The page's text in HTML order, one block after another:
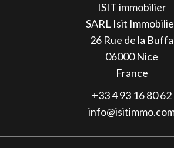
ISIT immobilier
SARL Isit
26 Rue de la Buffa
06000Nice
France
+33 4 93 16 80 62